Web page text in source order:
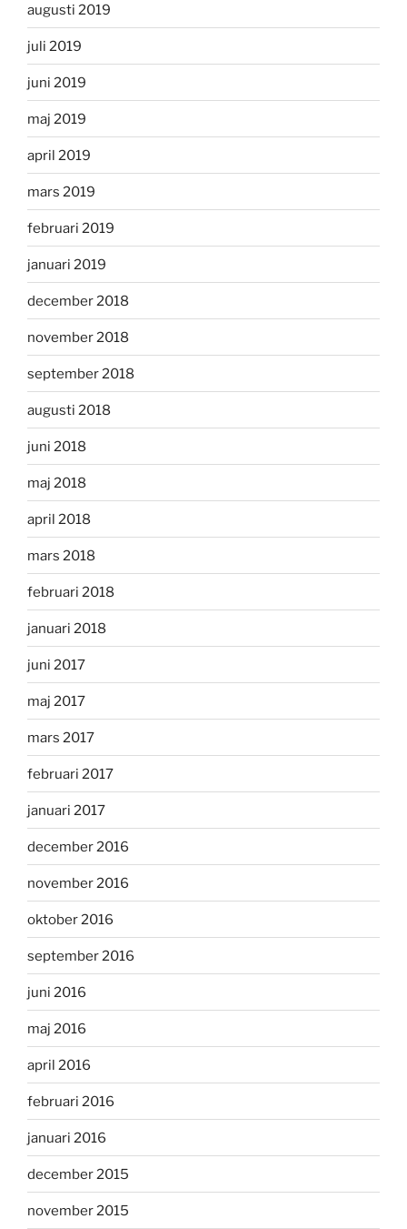
augusti 2019
juli 2019
juni 2019
maj 2019
april 2019
mars 2019
februari 2019
januari 2019
december 2018
november 2018
september 2018
augusti 2018
juni 2018
maj 2018
april 2018
mars 2018
februari 2018
januari 2018
juni 2017
maj 2017
mars 2017
februari 2017
januari 2017
december 2016
november 2016
oktober 2016
september 2016
juni 2016
maj 2016
april 2016
februari 2016
januari 2016
december 2015
november 2015